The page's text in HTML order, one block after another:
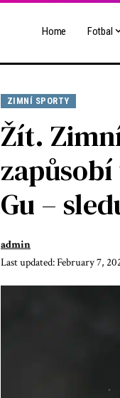
Home Fotbal
ZIMNÍ SPORTY
Žít.
Gu –
Last updated: February 7,
admin